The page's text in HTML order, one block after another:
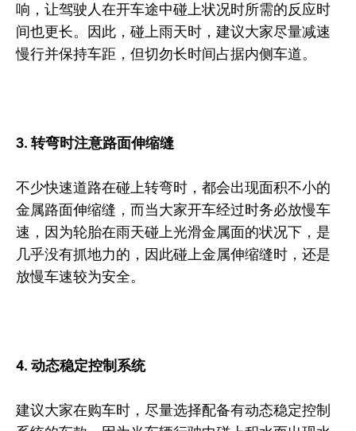
响，让驾驶人在开车途中碰上状况时所需的反应时
间也更长。因此，碰上雨天时，建议大家尽量减速
慢行并保持车距，但切勿长时间占据内侧车道。
3. 转弯时注意路面伸缩缝
不少快速道路在碰上转弯时，都会出现面积不小的
金属路面伸缩缝，而当大家开车经过时务必放慢车
速，因为轮胎在雨天碰上光滑金属面的状况下，是
几乎没有抓地力的，因此碰上金属伸缩缝时，还是
放慢车速较为安全。
4. 动态稳定控制系统
建议大家在购车时，尽量选择配备有动态稳定控制